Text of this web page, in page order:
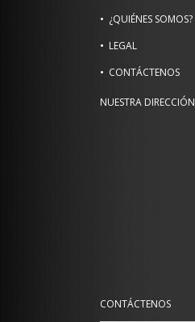
¿QUIÉNES SOMOS?
LEGAL
CONTÁCTENOS
NUESTRA DIRECCIÓN
CONTÁCTENOS